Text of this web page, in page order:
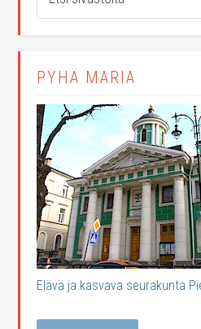
PYHÄ MARIA
Elävä ja kasvava seurakunta